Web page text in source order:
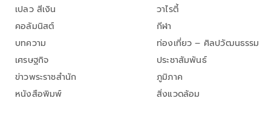
เปลว สีเงิน
คอลัมนิสต์
บทความ
เศรษฐกิจ
ข่าวพระราชสำนัก
หนังสือพิมพ์
วาไรตี้
กีฬา
ท่องเที่ยว – ศิลปวัฒนธรรม
ประชาสัมพันธ์
ภูมิภาค
สิ่งแวดล้อม